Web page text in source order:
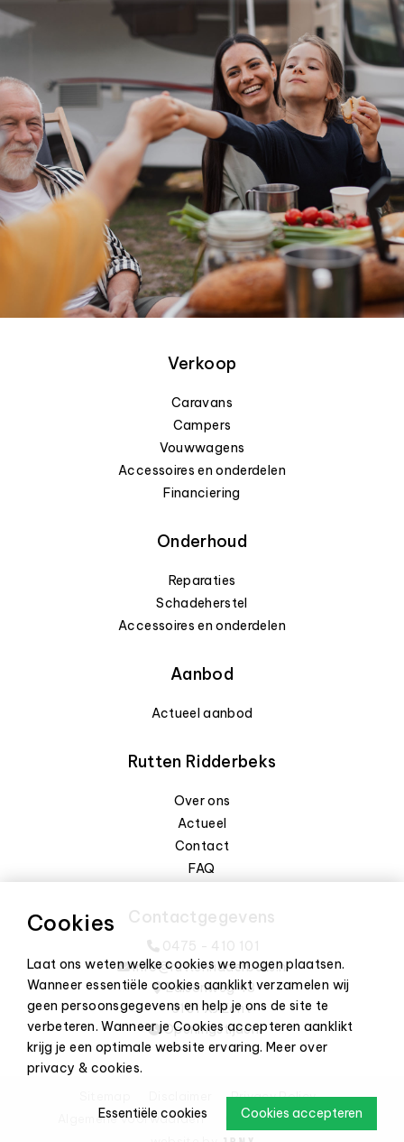
Cookies
Laat ons weten welke cookies we mogen plaatsen.
Wanneer essentiële cookies aanklikt verzamelen wij
geen persoonsgegevens en help je ons de site te
verbeteren. Wanneer je Cookies accepteren aanklikt
krijg je een optimale website ervaring.Meer over
privacy & cookies.
Cookies accepteren
Essentiële cookies
Verkoop
Caravans
Campers
Vouwwagens
Accessoires en onderdelen
Financiering
Onderhoud
Reparaties
Schadeherstel
Accessoires en onderdelen
Aanbod
Actueel aanbod
Rutten Ridderbeks
Over ons
Actueel
Contact
FAQ
Contactgegevens
0475 - 410 101
info@ruttenridderbeks.nl
Edisonweg 43
6101 XJ Echt
Openingstijden
Privacy Policy
Algemene voorwaarden
Cookie-instellingen